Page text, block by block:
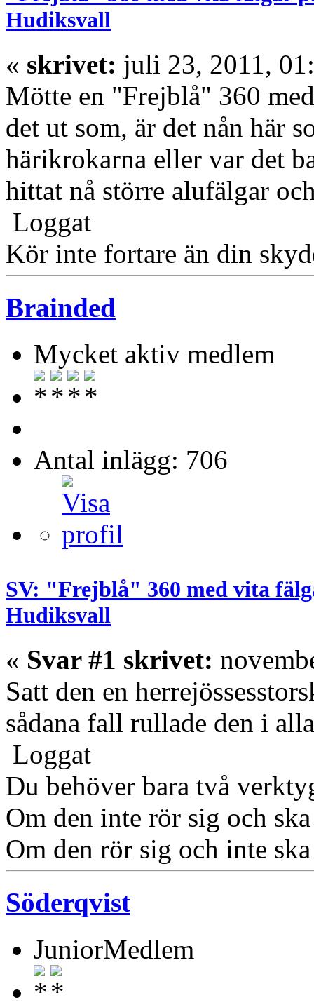
Hudiksvall
« skrivet: juli 23, 2011,
Mötte en "Frejblå" 360
det ut som, är det nån här
härikrokarna eller var det
hittat nå större alufälgar
Loggat
Kör inte fortare än din
Brainded
Mycket aktiv medlem
Antal inlägg: 706
SV: "Frejblå" 360 med vita
Hudiksvall
« Svar #1 skrivet:
Satt den en
sådana fall rullade den i
Loggat
Du behöver bara två
Om den inte rör sig och
Om den rör sig och inte
Söderqvist
JuniorMedlem